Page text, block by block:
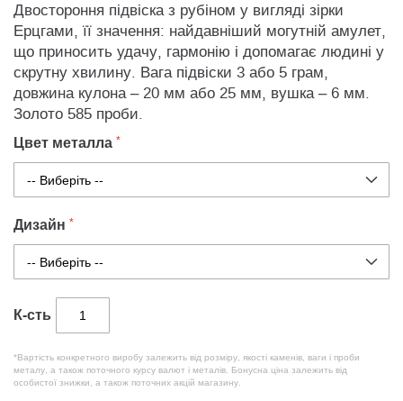
Двостороння підвіска з рубіном у вигляді зірки
Ерцгами, її значення: найдавніший могутній амулет,
що приносить удачу, гармонію і допомагає людині у
скрутну хвилину. Вага підвіски 3 або 5 грам,
довжина кулона – 20 мм або 25 мм, вушка – 6 мм.
Золото 585 проби.
Цвет металла
Дизайн
К-сть
*Вартість конкретного виробу залежить від розміру, якості каменів, ваги і проби
металу, а також поточного курсу валют і металів. Бонусна ціна залежить від
особистої знижки, а також поточних акцій магазину.